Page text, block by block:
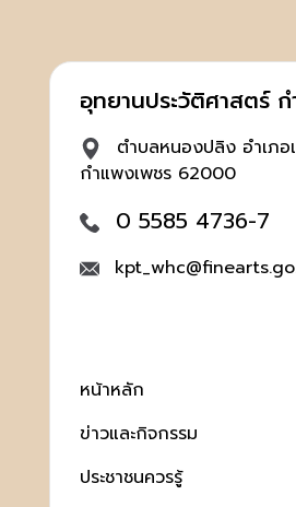
อุทยานประวัติศาสตร์
ตำบลหนองปลิง อำเภอ
กำแพงเพชร 62000
0 5585 4736-7
หน้าหลัก
ข่าวและกิจกรรม
ประชาชนควรรู้